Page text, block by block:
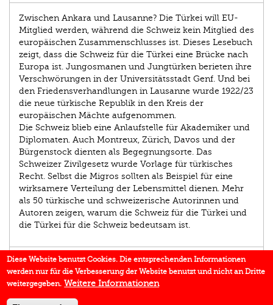
Zwischen Ankara und Lausanne? Die Türkei will EU-
Mitglied werden, während die Schweiz kein Mitglied des
europäischen Zusammenschlusses ist. Dieses Lesebuch
zeigt, dass die Schweiz für die Türkei eine Brücke nach
Europa ist. Jungosmanen und Jungtürken berieten ihre
Verschwörungen in der Universitätsstadt Genf. Und bei
den Friedensverhandlungen in Lausanne wurde 1922/23
die neue türkische Republik in den Kreis der
europäischen Mächte aufgenommen.
Die Schweiz blieb eine Anlaufstelle für Akademiker und
Diplomaten. Auch Montreux, Zürich, Davos und der
Bürgenstock dienten als Begegnungsorte. Das
Schweizer Zivilgesetz wurde Vorlage für türkisches
Recht. Selbst die Migros sollten als Beispiel für eine
wirksamere Verteilung der Lebensmittel dienen. Mehr
als 50 türkische und schweizerische Autorinnen und
Autoren zeigen, warum die Schweiz für die Türkei und
die Türkei für die Schweiz bedeutsam ist.
AUTOR/IN
EINBLICK
IN DEN MEDIEN
Diese Website benutzt Cookies. Die entsprechenden Informationen
werden nur für die Verbesserung der Website benutzt und nicht an Dritte
weitergegeben. Weitere Informationen